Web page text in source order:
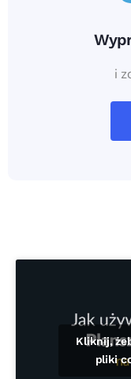
i
Kliknij,
pliki